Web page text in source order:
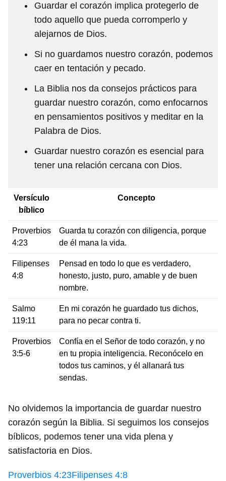
Guardar el corazón implica protegerlo de
todo aquello que pueda corromperlo y
alejarnos de Dios.
Si no guardamos nuestro corazón, podemos
caer en tentación y pecado.
La Biblia nos da consejos prácticos para
guardar nuestro corazón, como enfocarnos
en pensamientos positivos y meditar en la
Palabra de Dios.
Guardar nuestro corazón es esencial para
tener una relación cercana con Dios.
Versículo
bíblico
Concepto
Proverbios
4:23
Guarda tu corazón con diligencia, porque
de él mana la vida.
Filipenses
4:8
Pensad en todo lo que es verdadero,
honesto, justo, puro, amable y de buen
nombre.
Salmo
119:11
En mi corazón he guardado tus dichos,
para no pecar contra ti.
Proverbios
3:5-6
Confía en el Señor de todo corazón, y no
en tu propia inteligencia. Reconócelo en
todos tus caminos, y él allanará tus
sendas.
No olvidemos la importancia de guardar nuestro
corazón según la Biblia. Si seguimos los consejos
bíblicos, podemos tener una vida plena y
satisfactoria en Dios.
Proverbios 4:23Filipenses 4:8